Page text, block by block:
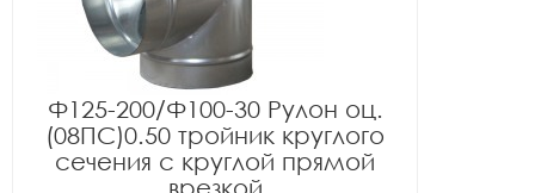
Ф125-200/Ф100-30 Рулон оц.
(08ПС)0.50 тройник круглого
сечения с круглой прямой
врезкой